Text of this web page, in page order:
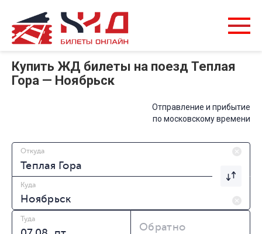
Купить ЖД билеты на поезд Теплая
Гора — Ноябрьск
Отправление и прибытие
по московскому времени
Откуда
Куда
Туда
Обратно